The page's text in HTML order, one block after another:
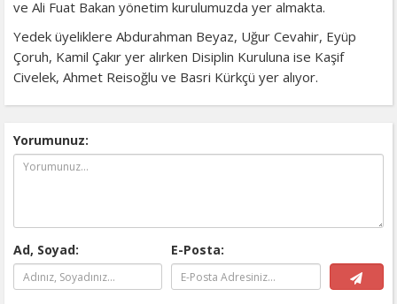
ve Ali Fuat Bakan yönetim kurulumuzda yer almakta.
Yedek üyeliklere Abdurahman Beyaz, Uğur Cevahir, Eyüp
Çoruh, Kamil Çakır yer alırken Disiplin Kuruluna ise Kaşif
Civelek, Ahmet Reisoğlu ve Basri Kürkçü yer alıyor.
Yorumunuz:
Ad, Soyad: E-Posta: